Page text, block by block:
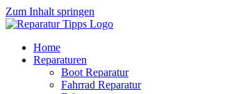
Zum Inhalt springen
Home
Reparaturen
Boot Reparatur
Fahrrad Reparatur